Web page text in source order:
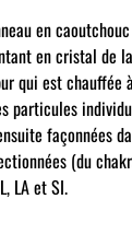
en
en cristal de
qui est chauffée
particules
façonnées
(du
LA et SI.